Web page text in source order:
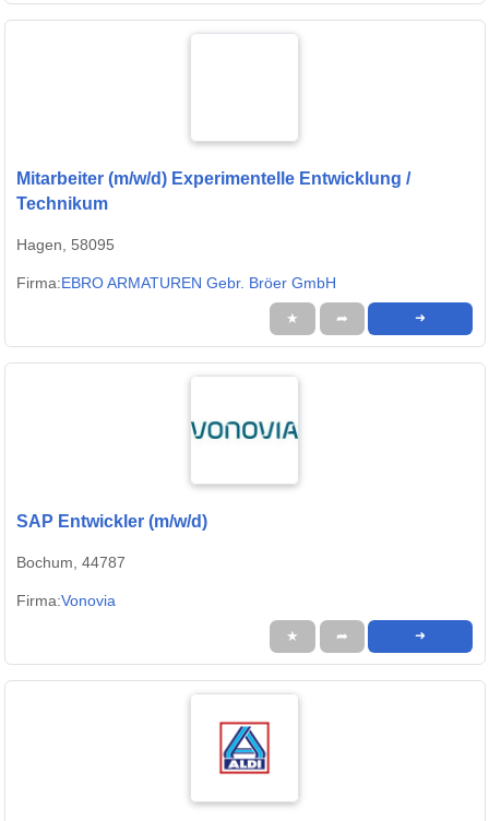
Mitarbeiter (m/w/d) Experimentelle Entwicklung /
Technikum
Hagen, 58095
Firma:EBRO ARMATUREN Gebr. Bröer GmbH
★ ➦ ➜
SAP Entwickler (m/w/d)
Bochum, 44787
Firma:Vonovia
★ ➦ ➜